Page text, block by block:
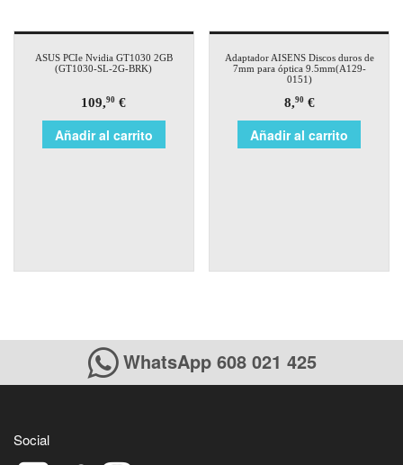
ASUS PCIe Nvidia GT1030 2GB
(GT1030-SL-2G-BRK)
109,90 €
Añadir al carrito
Adaptador AISENS Discos duros de
7mm para óptica 9.5mm(A129-
0151)
8,90€
Añadir al carrito
WhatsApp 608 021 425
Social